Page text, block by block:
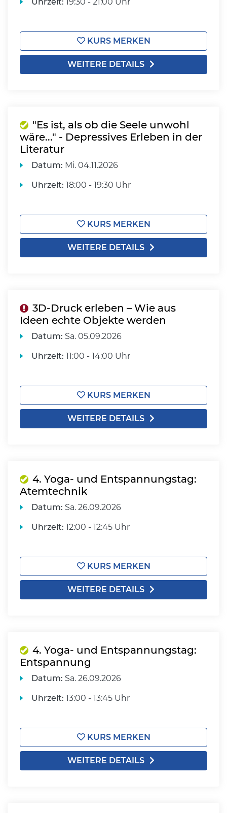
KURS MERKEN
WEITERE DETAILS
"Es ist, als ob die Seele unwohl
wäre..." - Depressives Erleben in der
Literatur
Datum: Mi. 04.11.2026
Uhrzeit: 18:00 - 19:30 Uhr
KURS MERKEN
WEITERE DETAILS
3D-Druck erleben – Wie aus
Ideen echte Objekte werden
Datum: Sa. 05.09.2026
Uhrzeit: 11:00 - 14:00 Uhr
KURS MERKEN
WEITERE DETAILS
4. Yoga- und Entspannungstag:
Atemtechnik
Datum: Sa. 26.09.2026
Uhrzeit: 12:00 - 12:45 Uhr
KURS MERKEN
WEITERE DETAILS
4. Yoga- und Entspannungstag:
Entspannung
Datum: Sa. 26.09.2026
Uhrzeit: 13:00 - 13:45 Uhr
KURS MERKEN
WEITERE DETAILS